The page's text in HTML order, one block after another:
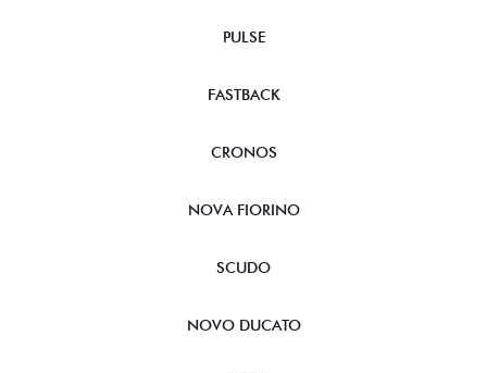
PULSE
FASTBACK
CRONOS
NOVA FIORINO
SCUDO
NOVO DUCATO